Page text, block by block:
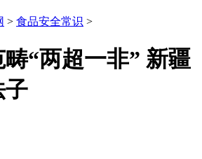
> 食品安全常识 >
“两超一非” 新疆
子